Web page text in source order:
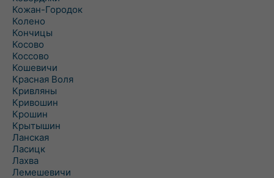
Кожан-Городок
Колено
Кончицы
Косово
Коссово
Кошевичи
Красная Воля
Кривляны
Кривошин
Крошин
Крытышин
Ланская
Ласицк
Лахва
Лемешевичи